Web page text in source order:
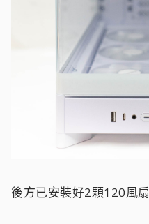
後方已安裝好2顆120風扇